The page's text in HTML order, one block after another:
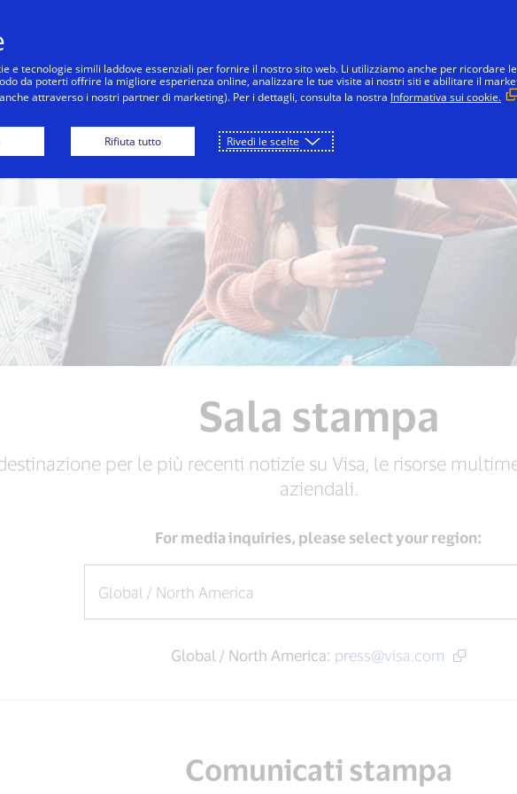
Sala stampa
per le più recenti notizie su Visa, le risorse
aziendali.
For media inquiries, please select your region:
Global / North America: press@visa.com
Comunicati stampa
e tecnologie simili laddove essenziali per fornire il nostro sito web. Li utilizziamo anche per ricordare
da poterti offrire la migliore esperienza online, analizzare le tue visite ai nostri siti e abilitare il
attraverso i nostri partner di marketing). Per i dettagli, consulta la nostra Informativa sui cookie.
Rifiuta tutto Rivedi le scelte